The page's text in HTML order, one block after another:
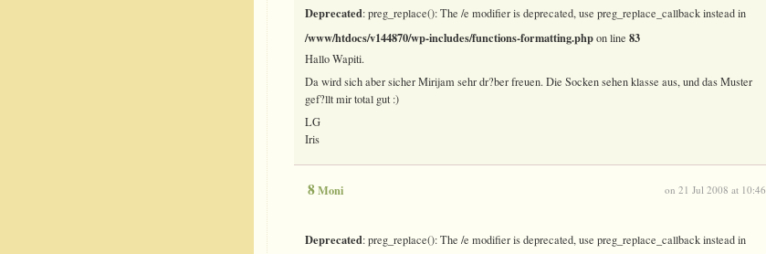
Deprecated: preg_replace(): The /e modifier is deprecated, use preg_replace_callback instead in
/www/htdocs/v144870/wp-includes/functions-formatting.phpon line 83
Hallo Wapiti.
Da wird sich aber sicher Mirijam sehr dr?ber freuen. Die Socken sehen klasse aus, und das Muster
gef?llt mir total gut :)
LG
Iris
on 21 Jul 2008 at 10:46
8Moni
Deprecated: preg_replace(): The /e modifier is deprecated, use preg_replace_callback instead in